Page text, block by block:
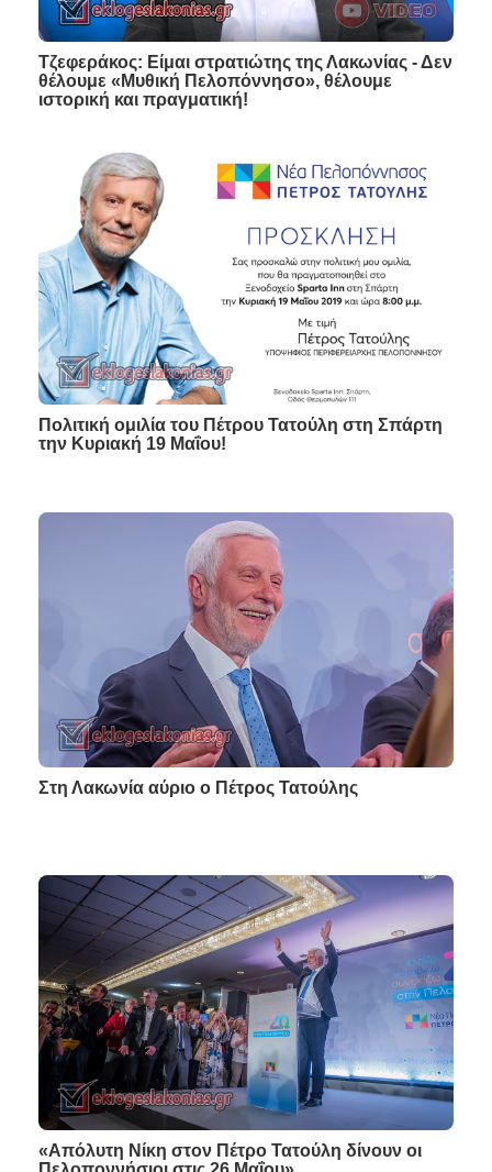
Τζεφεράκος: Είμαι στρατιώτης της Λακωνίας - Δεν
θέλουμε «Μυθική Πελοπόννησο», θέλουμε
ιστορική και πραγματική!
Πολιτική ομιλία του Πέτρου Τατούλη στη Σπάρτη
την Κυριακή 19 Μαΐου!
Στη Λακωνία αύριο ο Πέτρος Τατούλης
«Απόλυτη Νίκη στον Πέτρο Τατούλη δίνουν οι